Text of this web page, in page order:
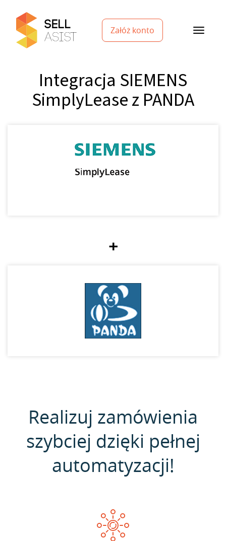
Załóż konto
Integracja SIEMENS
SimplyLease z PANDA
+
Realizuj zamówienia
szybciej dzięki pełnej
automatyzacji!